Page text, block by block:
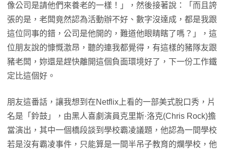
像公司是請他們來養老的一樣！」，然後接著說：「而且誇
張的是，老闆竟然認為活動辦不好、數字沒達成，都是我跟
這位同事的錯，公司是他開的，難道他眼睛瞎了嗎？」，這
位朋友說的慷慨激昂，聽的連我都覺得，有這樣的豬隊友跟
豬老闆，妳還是趕快離開這個負面環境好了，下一份工作鐵
定比這個好。
朋友這番話，讓我想到在Netflix上看的一部美式脫口秀，片
名是「鈴鼓」，由黑人喜劇演員克里斯·洛克(Chris Rock)擔
當演出，其中一個橋段談到學校霸凌議題，他認為一間學校
若是沒有霸凌事件，只能算是一間半吊子教育的爛學校，他